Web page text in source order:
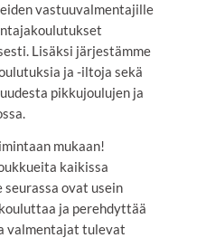
vastuuvalmentajille
Lisäksi järjestämme
ja -iltoja sekä
pikkujoulujen ja
mukaan!
kaikissa
seurassa ovat usein
ja perehdyttää
valmentajat tulevat